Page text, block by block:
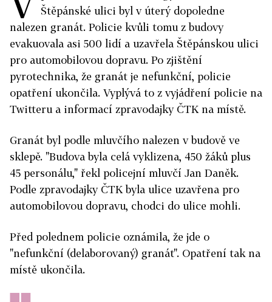
Štěpánské ulici byl v úterý dopoledne
nalezen granát. Policie kvůli tomu z budovy
evakuovala asi 500 lidí a uzavřela Štěpánskou ulici
pro automobilovou dopravu. Po zjištění
pyrotechnika, že granát je nefunkční, policie
opatření ukončila. Vyplývá to z vyjádření policie na
Twitteru a informací zpravodajky ČTK na místě.
Granát byl podle mluvčího nalezen v budově ve
sklepě. "Budova byla celá vyklizena, 450 žáků plus
45 personálu," řekl policejní mluvčí Jan Daněk.
Podle zpravodajky ČTK byla ulice uzavřena pro
automobilovou dopravu, chodci do ulice mohli.
Před polednem policie oznámila, že jde o
"nefunkční (delaborovaný) granát". Opatření tak na
místě ukončila.